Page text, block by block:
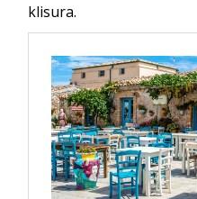
klisura.